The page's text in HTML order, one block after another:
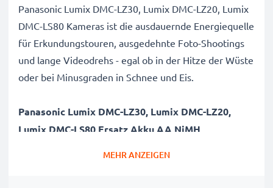
Panasonic Lumix DMC-LZ30, Lumix DMC-LZ20, Lumix
DMC-LS80 Kameras ist die ausdauernde Energiequelle
für Erkundungstouren, ausgedehnte Foto-Shootings
und lange Videodrehs - egal ob in der Hitze der Wüste
oder bei Minusgraden in Schnee und Eis.
Panasonic Lumix DMC-LZ30, Lumix DMC-LZ20,
Lumix DMC-LS80 Ersatz Akku AA NiMH
MEHR ANZEIGEN